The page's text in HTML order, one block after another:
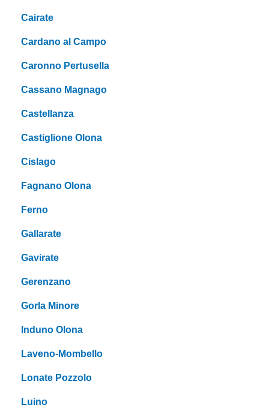
Cairate
Cardano al Campo
Caronno Pertusella
Cassano Magnago
Castellanza
Castiglione Olona
Cislago
Fagnano Olona
Ferno
Gallarate
Gavirate
Gerenzano
Gorla Minore
Induno Olona
Laveno-Mombello
Lonate Pozzolo
Luino